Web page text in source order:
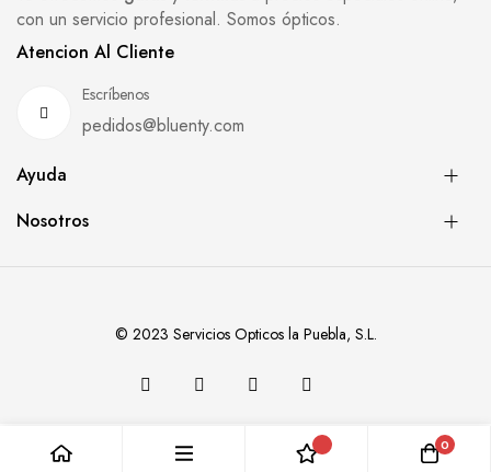
con un servicio profesional. Somos ópticos.
Atencion Al Cliente
Escríbenos
pedidos@bluenty.com
Ayuda
Nosotros
© 2023 Servicios Opticos la Puebla, S.L.
0